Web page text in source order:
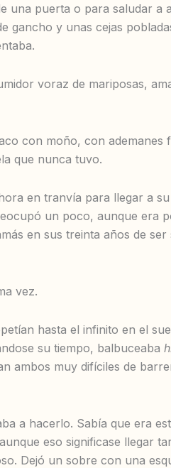
una puerta o para saludar
gancho y unas cejas
voraz de mariposas,
con moño, con
que nunca tuvo.
en tranvía para llegar a
un poco, aunque era
en sus treinta años de
vez.
hasta el infinito en el
su tiempo, balbuceaba
ambos muy difíciles de
a hacerlo. Sabía que era
eso significase llegar
Dejó un sobre con una